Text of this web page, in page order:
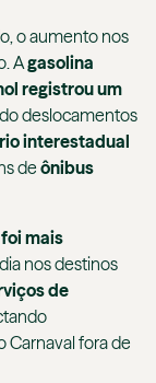
o aumento nos
Agasolina
registrou um
deslocamentos
interestadual
de ônibus
mais
nos destinos
de
Carnaval fora de